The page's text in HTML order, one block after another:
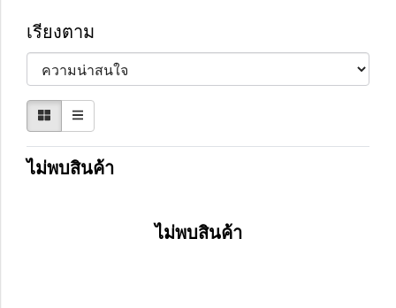
เรียงตาม
ไม่พบสินค้า
ไม่พบสินค้า